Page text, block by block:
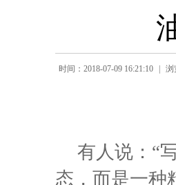
时间：2018-07-09 16:21:10 浏
有人说：“
态，而是一种